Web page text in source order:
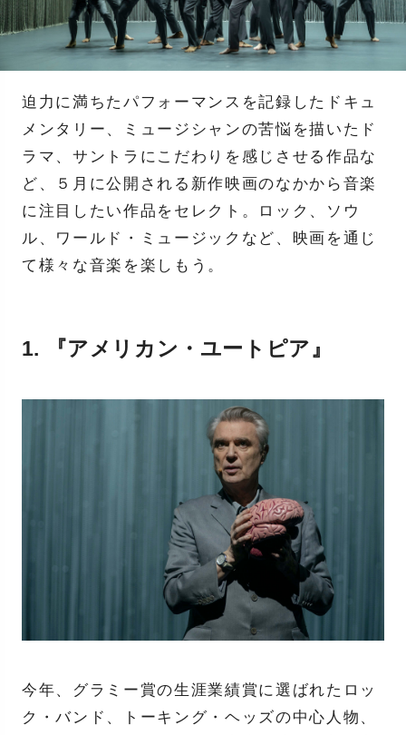
迫力に満ちたパフォーマンスを記録したドキュ
メンタリー、ミュージシャンの苦悩を描いたド
ラマ、サントラにこだわりを感じさせる作品な
ど、５月に公開される新作映画のなかから音楽
に注目したい作品をセレクト。ロック、ソウ
ル、ワールド・ミュージックなど、映画を通じ
て様々な音楽を楽しもう。
1. 『アメリカン・ユートピア』
今年、グラミー賞の生涯業績賞に選ばれたロッ
ク・バンド、トーキング・ヘッズの中心人物、